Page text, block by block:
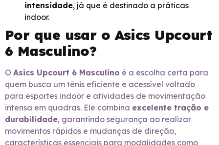
intensidade, já que é destinado a práticas
indoor.
Por que usar o Asics Upcourt
6 Masculino?
O Asics Upcourt 6 Masculino é a escolha certa para
quem busca um tênis eficiente e acessível voltado
para esportes indoor e atividades de movimentação
intensa em quadras. Ele combina excelente tração e
durabilidade, garantindo segurança ao realizar
movimentos rápidos e mudanças de direção,
características essenciais para modalidades como